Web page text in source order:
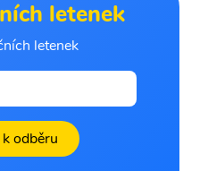
letenek
letenek
odběru